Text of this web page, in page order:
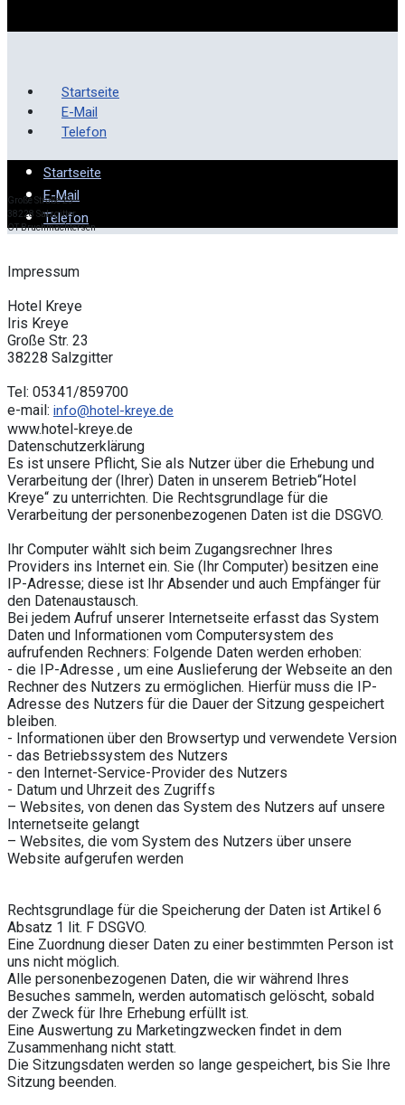
Startseite
E-Mail
Telefon
Startseite
E-Mail
Telefon
Große Straße 23
38228 Salzgitter
OT Bruchmachtersen
Impressum
Hotel Kreye
Iris Kreye
Große Str. 23
38228 Salzgitter
Tel: 05341/859700
e-mail: info@hotel-kreye.de
www.hotel-kreye.de
Datenschutzerklärung
Es ist unsere Pflicht, Sie als Nutzer über die Erhebung und
Verarbeitung der (Ihrer) Daten in unserem Betrieb“Hotel
Kreye“ zu unterrichten. Die Rechtsgrundlage für die
Verarbeitung der personenbezogenen Daten ist die DSGVO.
Ihr Computer wählt sich beim Zugangsrechner Ihres
Providers ins Internet ein. Sie (Ihr Computer) besitzen eine
IP-Adresse; diese ist Ihr Absender und auch Empfänger für
den Datenaustausch.
Bei jedem Aufruf unserer Internetseite erfasst das System
Daten und Informationen vom Computersystem des
aufrufenden Rechners: Folgende Daten werden erhoben:
- die IP-Adresse , um eine Auslieferung der Webseite an den
Rechner des Nutzers zu ermöglichen. Hierfür muss die IP-
Adresse des Nutzers für die Dauer der Sitzung gespeichert
bleiben.
- Informationen über den Browsertyp und verwendete Version
- das Betriebssystem des Nutzers
- den Internet-Service-Provider des Nutzers
- Datum und Uhrzeit des Zugriffs
– Websites, von denen das System des Nutzers auf unsere
Internetseite gelangt
– Websites, die vom System des Nutzers über unsere
Website aufgerufen werden
Rechtsgrundlage für die Speicherung der Daten ist Artikel 6
Absatz 1 lit. F DSGVO.
Eine Zuordnung dieser Daten zu einer bestimmten Person ist
uns nicht möglich.
Alle personenbezogenen Daten, die wir während Ihres
Besuches sammeln, werden automatisch gelöscht, sobald
der Zweck für Ihre Erhebung erfüllt ist.
Eine Auswertung zu Marketingzwecken findet in dem
Zusammenhang nicht statt.
Die Sitzungsdaten werden so lange gespeichert, bis Sie Ihre
Sitzung beenden.